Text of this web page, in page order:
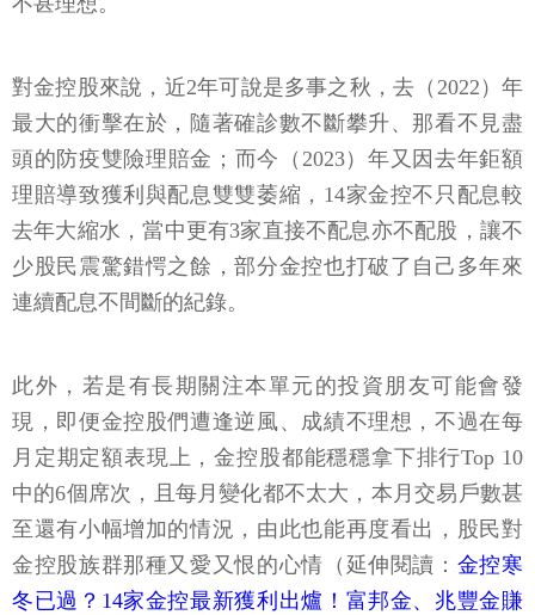
對金控股來說，近2年可說是多事之秋，去（2022）年
最大的衝擊在於，隨著確診數不斷攀升、那看不見盡
頭的防疫雙險理賠金；而今（2023）年又因去年鉅額
理賠導致獲利與配息雙雙萎縮，14家金控不只配息較
去年大縮水，當中更有3家直接不配息亦不配股，讓不
少股民震驚錯愕之餘，部分金控也打破了自己多年來
連續配息不間斷的紀錄。
此外，若是有長期關注本單元的投資朋友可能會發
現，即便金控股們遭逢逆風、成績不理想，不過在每
月定期定額表現上，金控股都能穩穩拿下排行Top 10
中的6個席次，且每月變化都不太大，本月交易戶數甚
至還有小幅增加的情況，由此也能再度看出，股民對
金控股族群那種又愛又恨的心情（延伸閱讀： 金控寒
冬已過？14家金控最新獲利出爐！富邦金、兆豐金賺